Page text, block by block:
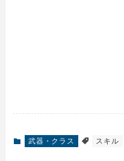
武器・クラス スキル